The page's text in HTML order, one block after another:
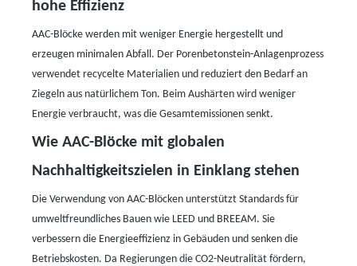
hohe Effizienz
AAC-Blöcke werden mit weniger Energie hergestellt und
erzeugen minimalen Abfall. Der Porenbetonstein-Anlagenprozess
verwendet recycelte Materialien und reduziert den Bedarf an
Ziegeln aus natürlichem Ton. Beim Aushärten wird weniger
Energie verbraucht, was die Gesamtemissionen senkt.
Wie AAC-Blöcke mit globalen
Nachhaltigkeitszielen in Einklang stehen
Die Verwendung von AAC-Blöcken unterstützt Standards für
umweltfreundliches Bauen wie LEED und BREEAM. Sie
verbessern die Energieeffizienz in Gebäuden und senken die
Betriebskosten. Da Regierungen die CO2-Neutralität fördern,